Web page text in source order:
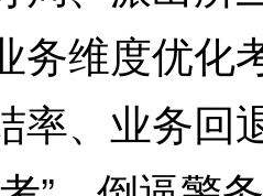
务维度优化
率、业务回